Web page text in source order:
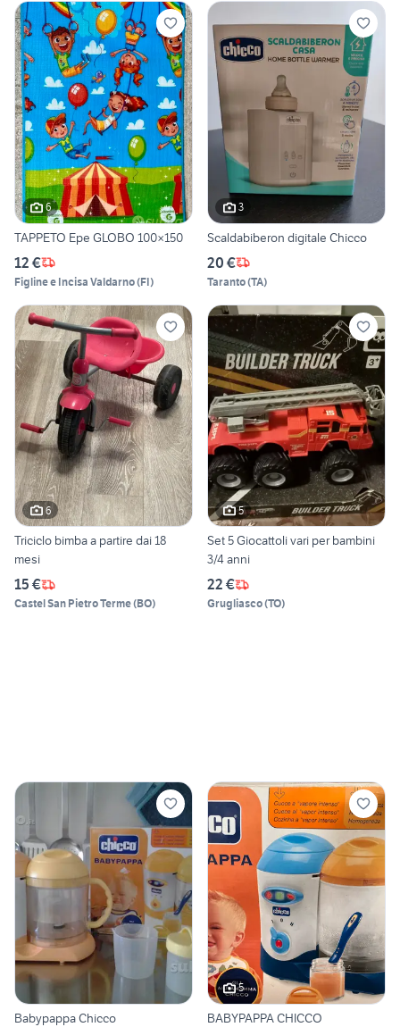
6
TAPPETO Epe GLOBO 100×150
12 €
Figline e Incisa Valdarno(FI)
3
Scaldabiberon digitale Chicco
20 €
Taranto(TA)
6
Triciclo bimba a partire dai 18
mesi
15 €
Castel San Pietro Terme(BO)
5
Set 5 Giocattoli vari per bambini
3/4 anni
22 €
Grugliasco(TO)
Babypappa Chicco
5
BABYPAPPA CHICCO